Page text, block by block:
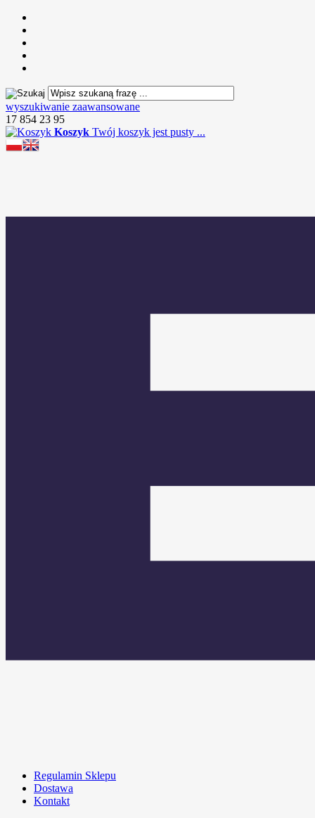
wyszukiwanie zaawansowane
17 854 23 95
Koszyk Twój koszyk jest pusty ...
Regulamin Sklepu
Dostawa
Kontakt